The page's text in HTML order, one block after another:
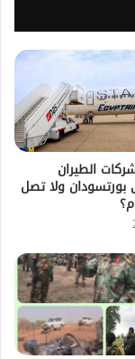
الطيران
بورتسودان ولا تصل